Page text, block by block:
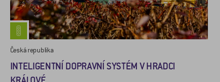
Česká republika
INTELIGENTNÍ DOPRAVNÍ SYSTÉM V HRADCI